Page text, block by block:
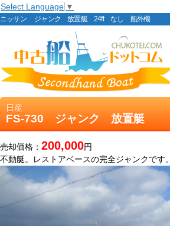
Select Language ▼
ニッサン ジャンク 放置艇 24ft なし 船外機
日産
FS-730 ジャンク 放置艇
売却価格： 200,000円
不動艇。レストアベースの完全ジャンクです。